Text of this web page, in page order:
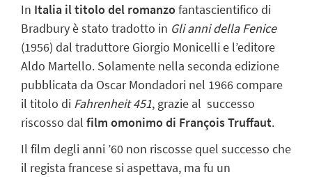
In Italia il titolo del romanzofantascientifico di
Bradbury è stato tradotto in Gli anni della Fenice
(1956) dal traduttore Giorgio Monicelli e l’editore
Aldo Martello. Solamente nella seconda edizione
pubblicata da Oscar Mondadori nel 1966 compare
il titolo di Fahrenheit 451, grazie al successo
riscosso dal film omonimo di François Truffaut.
Il film degli anni ’60 non riscosse quel successo che
il regista francese si aspettava, ma fu un